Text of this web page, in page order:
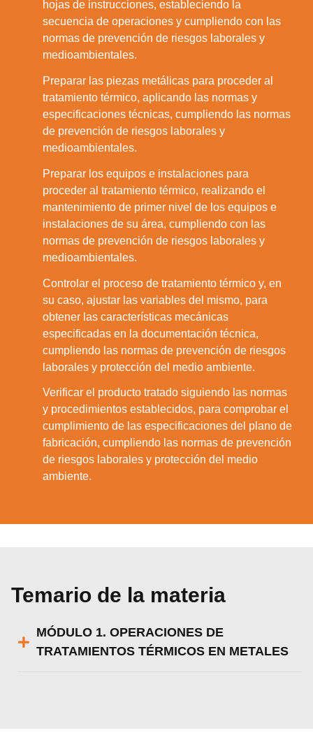
hojas de instrucciones, estableciendo la
secuencia de operaciones y cumpliendo con las
normas de prevención de riesgos laborales y
medioambientales.
Preparar las piezas metálicas para proceder al
tratamiento térmico, aplicando las normas y
especificaciones técnicas, cumpliendo las normas
de prevención de riesgos laborales y
medioambientales.
Preparar los equipos e instalaciones para
proceder al tratamiento térmico, realizando el
mantenimiento de primer nivel de los equipos e
instalaciones de su área, cumpliendo con las
normas de prevención de riesgos laborales y
medioambientales.
Controlar el proceso de tratamiento térmico y, en
su caso, ajustar las variables del mismo, para
obtener las características mecánicas
especificadas en la documentación técnica,
cumpliendo las normas de prevención de riesgos
laborales y protección del medio ambiente.
Verificar el producto tratado siguiendo las normas
y procedimientos establecidos, para comprobar el
cumplimiento de las especificaciones del plano de
fabricación, cumpliendo las normas de prevención
de riesgos laborales y protección del medio
ambiente.
Temario de la materia
MÓDULO 1. OPERACIONES DE
TRATAMIENTOS TÉRMICOS EN METALES